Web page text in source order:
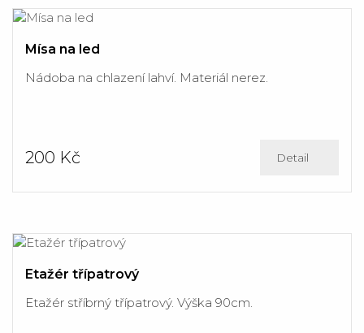
Mísa na led
Nádoba na chlazení lahví. Materiál nerez.
200 Kč Detail
Etažér třípatrový
Etažér stříbrný třípatrový. Výška 90cm.